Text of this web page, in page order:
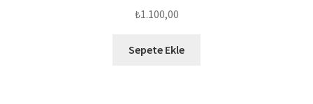
₺1.100,00
Sepete Ekle